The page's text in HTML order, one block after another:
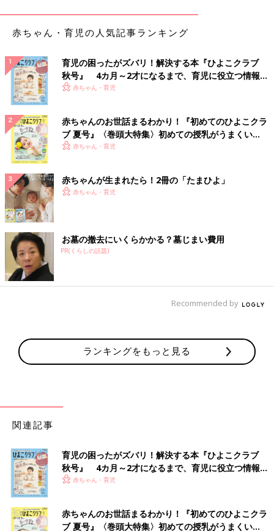
出典：Instagramアカウント「__chiichan_gram」
__chiichan_gramさんは「バレルレッグジーンズ」「デニムキャ
ロットパンツ」を購入。どちらもセールのときにゲットしたんだ
とか。キャロットパンツは、ニンジン（キャロット）のように、
腰回りや太ももがゆったりしていて、裾に向かって細くなる形が
特徴なんだそう。はき口がどちらもゴムタイプなので、サッとは
きやすいのも良いですよね。
2,990円→590円に！秋冬にパッと羽織れる「ドライ
赤ちゃん・育児の人気記事ランキング
育児の困ったがズバリ！解決する本『ひよこクラブ
秋号』 4カ月～2才になるまで、育児に役立つ情報が
いっぱい！
赤ちゃん・育児
赤ちゃんのお世話まるわかり！『初めてのひよこクラ
ブ 夏号』〈巻頭大特集〉初めての授乳がうまくい
く！ おっぱい・ミルクの基本と夏のトラブル 解決テ
赤ちゃん・育児
赤ちゃんが生まれたら！2冊の「たまひよ」
赤ちゃん・育児
お墓の撤去にいくらかかる？墓じまい費用
PR(くらしの話題)
Recommended by
ランキングをもっと見る
関連記事
育児の困ったがズバリ！解決する本『ひよこクラブ
秋号』 4カ月～2才になるまで、育児に役立つ情報が
いっぱい！
赤ちゃん・育児
赤ちゃんのお世話まるわかり！『初めてのひよこクラ
ブ 夏号』〈巻頭大特集〉初めての授乳がうまくい